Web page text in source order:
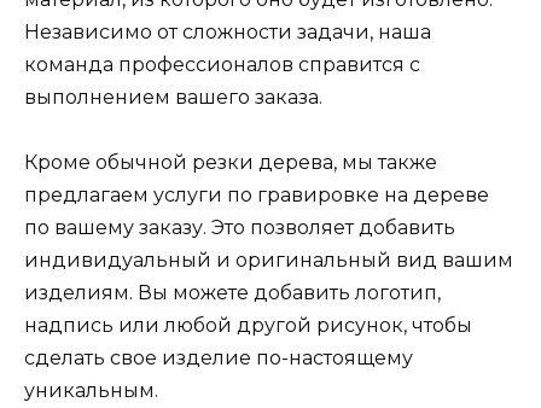
Независимо от сложности задачи, наша
команда профессионалов справится с
выполнением вашего заказа.
Кроме обычной резки дерева, мы также
предлагаем услуги по гравировке на дереве
по вашему заказу. Это позволяет добавить
индивидуальный и оригинальный вид вашим
изделиям. Вы можете добавить логотип,
надпись или любой другой рисунок, чтобы
сделать свое изделие по-настоящему
уникальным.